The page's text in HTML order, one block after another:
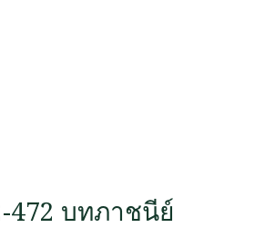
472 บทภาชนีย์